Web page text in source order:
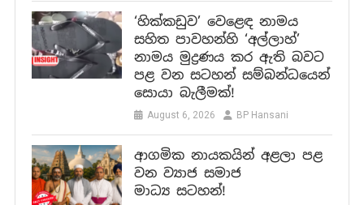
‘හික්කඩුව’ වෙළෙඳ නාමය
සහිත පාවහන්හි ‘අල්ලාහ්’
නාමය මුද්‍රණය කර ඇති බවට
පළ වන සටහන් සම්බන්ධයෙන්
සොයා බැලීමක්!
August 6, 2026 BP Hansani
ආගමික නායකයින් අළලා පළ
වන ව්‍යාජ සමාජ
මාධ්‍ය සටහන්!